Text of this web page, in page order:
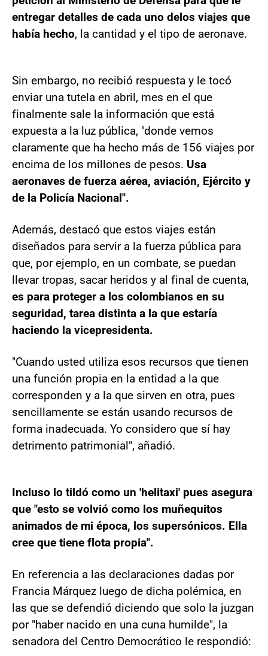
entregar detalles de cada uno delos viajes que
había hecho, la cantidad y el tipo de aeronave.
Sin embargo, no recibió respuesta y le tocó
enviar una tutela en abril, mes en el que
finalmente sale la información que está
expuesta a la luz pública, "donde vemos
claramente que ha hecho más de 156 viajes por
encima de los millones de pesos. Usa
aeronaves de fuerza aérea, aviación, Ejército y
de la Policía Nacional".
Además, destacó que estos viajes están
diseñados para servir a la fuerza pública para
que, por ejemplo, en un combate, se puedan
llevar tropas, sacar heridos y al final de cuenta,
es para proteger a los colombianos en su
seguridad, tarea distinta a la que estaría
haciendo la vicepresidenta.
"Cuando usted utiliza esos recursos que tienen
una función propia en la entidad a la que
corresponden y a la que sirven en otra, pues
sencillamente se están usando recursos de
forma inadecuada. Yo considero que sí hay
detrimento patrimonial", añadió.
Incluso lo tildó como un 'helitaxi' pues asegura
que "esto se volvió como los muñequitos
animados de mi época, los supersónicos. Ella
cree que tiene flota propia".
En referencia a las declaraciones dadas por
Francia Márquez luego de dicha polémica, en
las que se defendió diciendo que solo la juzgan
por "haber nacido en una cuna humilde", la
senadora del Centro Democrático le respondió: